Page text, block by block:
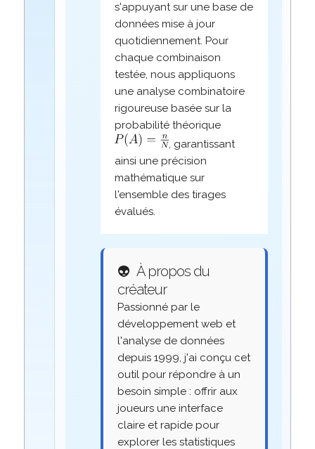
s'appuyant sur une base de
données mise à jour
quotidiennement. Pour
chaque combinaison
testée, nous appliquons
une analyse combinatoire
rigoureuse basée sur la
probabilité théorique
, garantissant
ainsi une précision
mathématique sur
l'ensemble des tirages
évalués.
👽 À propos du
créateur
Passionné par le
développement web et
l'analyse de données
depuis 1999, j'ai conçu cet
outil pour répondre à un
besoin simple : offrir aux
joueurs une interface
claire et rapide pour
explorer les statistiques